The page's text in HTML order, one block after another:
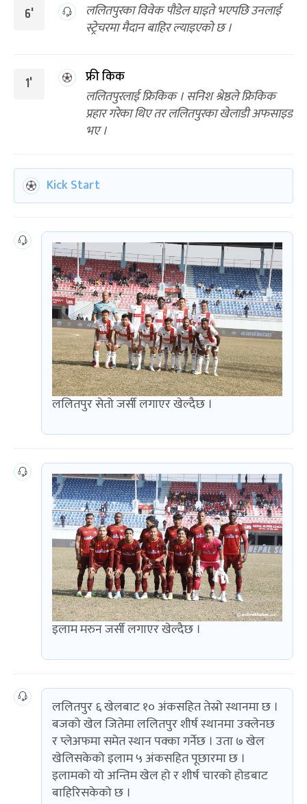
6'
ललितपुरका विवेक पौडेल घाइते भएपछि उनलाई
स्ट्रेचरमा मैदान बाहिर ल्याइएको छ ।
1'
फ्री किक
ललितपुरलाई फ्रिकिक । सनिश श्रेष्ठले फ्रिकिक
प्रहार गरेका थिए तर ललितपुरका खेलाडी अफसाइड
भए ।
Kick Start
ललितपुर सेतो जर्सी लगाएर खेल्दैछ ।
इलाम मरुन जर्सी लगाएर खेल्दैछ ।
ललितपुर ६ खेलबाट १० अंकसहित तेस्रो स्थानमा छ ।
बजको खेल जितेमा ललितपुर शीर्ष स्थानमा उक्लेनछ
र प्लेअफमा समेत स्थान पक्का गर्नेछ । उता ७ खेल
खेलिसकेको इलाम ५ अंकसहित पूछारमा छ ।
इलामको यो अन्तिम खेल हो र शीर्ष चारको होडबाट
बाहिरिसकेको छ ।